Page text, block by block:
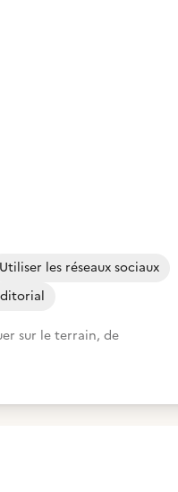
Utiliser les réseaux sociaux
sur le terrain, de